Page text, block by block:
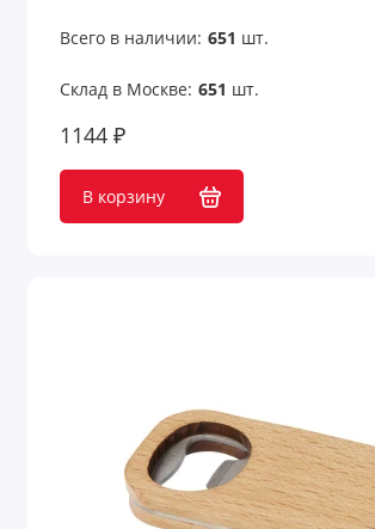
Всего в наличии: 651 шт.
Склад в Москве: 651 шт.
1144 ₽
В корзину